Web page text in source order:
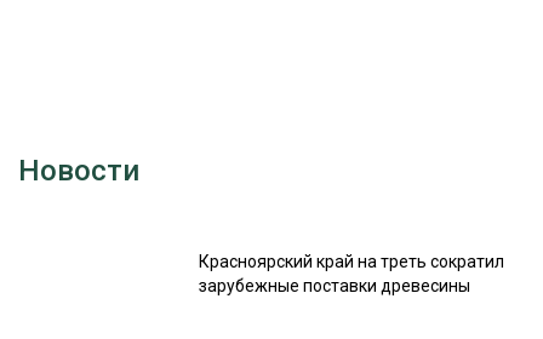
Новости
Красноярский край на треть сократил
зарубежные поставки древесины